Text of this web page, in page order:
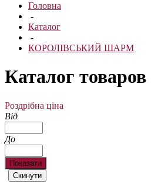
Головна
-
Каталог
-
КОРОЛІВСЬКИЙ ШАРМ
Каталог товаров
Роздрібна ціна
Від
До